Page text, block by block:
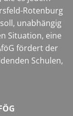
Rotenburg
unabhängig
Situation, eine
fördert der
Schulen,